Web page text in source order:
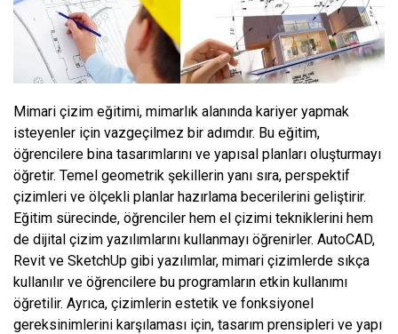
Mimari çizim eğitimi, mimarlık alanında kariyer yapmak
isteyenler için vazgeçilmez bir adımdır. Bu eğitim,
öğrencilere bina tasarımlarını ve yapısal planları oluşturmayı
öğretir. Temel geometrik şekillerin yanı sıra, perspektif
çizimleri ve ölçekli planlar hazırlama becerilerini geliştirir.
Eğitim sürecinde, öğrenciler hem el çizimi tekniklerini hem
de dijital çizim yazılımlarını kullanmayı öğrenirler. AutoCAD,
Revit ve SketchUp gibi yazılımlar, mimari çizimlerde sıkça
kullanılır ve öğrencilere bu programların etkin kullanımı
öğretilir. Ayrıca, çizimlerin estetik ve fonksiyonel
gereksinimlerini karşılaması için, tasarım prensipleri ve yapı